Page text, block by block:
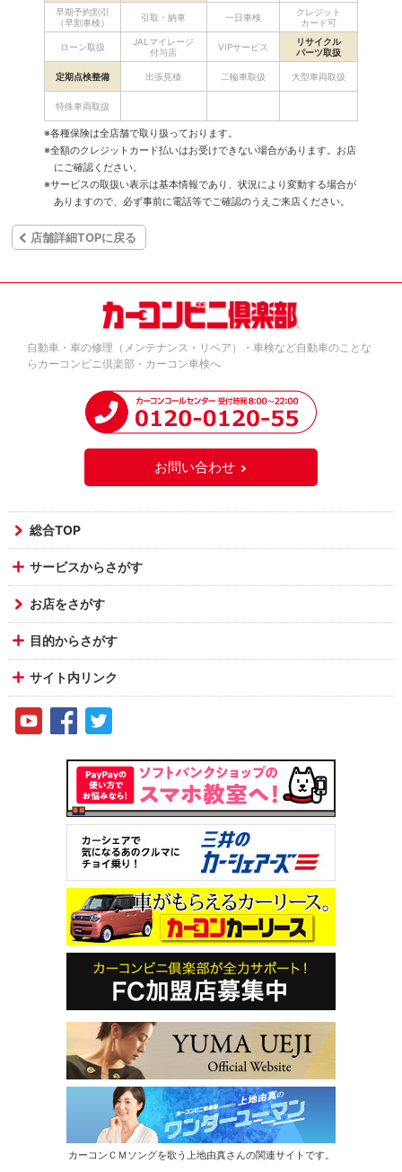
早期予約割引
（早割車検）
引取・納車 一日車検
クレジット
カード可
ローン取扱
JALマイレージ
付与店
VIPサービス
リサイクル
パーツ取扱
定期点検整備 出張見積 二輪車取扱 大型車両取扱
特殊車両取扱
※各種保険は全店舗で取り扱っております。
※全額のクレジットカード払いはお受けできない場合があります。お店
にご確認ください。
※サービスの取扱い表示は基本情報であり、状況により変動する場合が
ありますので、必ず事前に電話等でご確認のうえご来店ください。
店舗詳細TOPに戻る
自動車・車の修理（メンテナンス・リペア）・車検など自動車のことな
らカーコンビニ倶楽部・カーコン車検へ
お問い合わせ
総合TOP
サービスからさがす
お店をさがす
目的からさがす
サイト内リンク
カーコンＣＭソングを歌う上地由真さんの関連サイトです。